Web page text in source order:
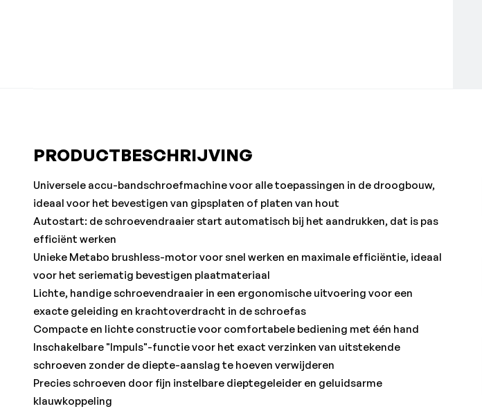
PRODUCTBESCHRIJVING
Universele accu-bandschroefmachine voor alle toepassingen in de droogbouw,
ideaal voor het bevestigen van gipsplaten of platen van hout
Autostart: de schroevendraaier start automatisch bij het aandrukken, dat is pas
efficiënt werken
Unieke Metabo brushless-motor voor snel werken en maximale efficiëntie, ideaal
voor het seriematig bevestigen plaatmateriaal
Lichte, handige schroevendraaier in een ergonomische uitvoering voor een
exacte geleiding en krachtoverdracht in de schroefas
Compacte en lichte constructie voor comfortabele bediening met één hand
Inschakelbare "Impuls"-functie voor het exact verzinken van uitstekende
schroeven zonder de diepte-aanslag te hoeven verwijderen
Precies schroeven door fijn instelbare dieptegeleider en geluidsarme
klauwkoppeling